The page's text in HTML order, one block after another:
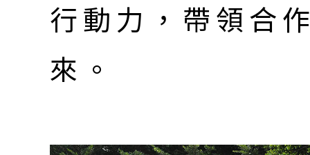
行動力，帶領合
來。